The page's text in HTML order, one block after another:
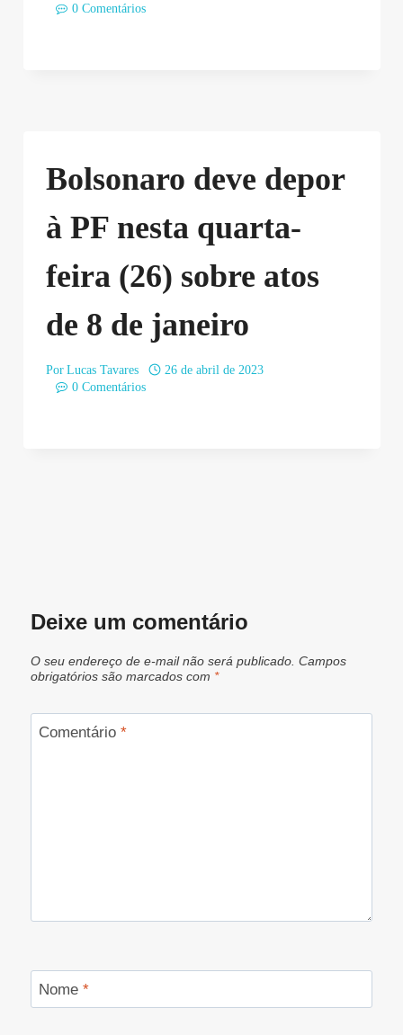
0 Comentários
Bolsonaro deve depor
à PF nesta quarta-
feira (26) sobre atos
de 8 de janeiro
Por Lucas Tavares
26 de abril de 2023
0 Comentários
Deixe um comentário
O seu endereço de e-mail não será publicado. Campos
obrigatórios são marcados com *
Comentário *
Nome *